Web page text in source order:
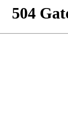
504